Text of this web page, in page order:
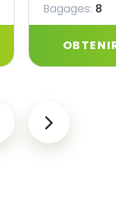
Bagages: 8